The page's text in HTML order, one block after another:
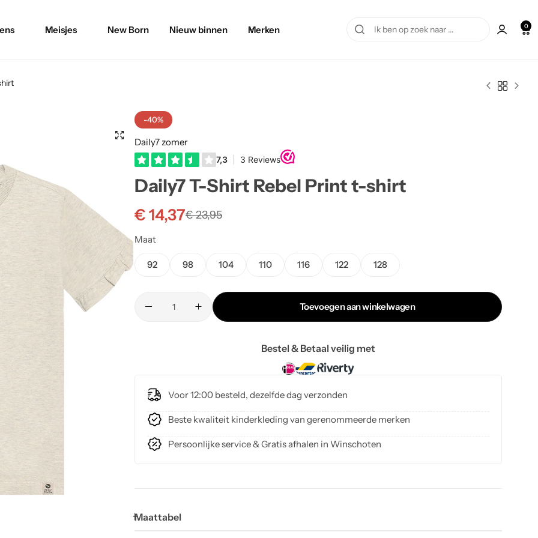
Meisjes New Born Nieuw binnen Merken 0
-40%
Daily7 zomer
Daily7 T-Shirt Rebel Print t-shirt
€23,95
€14,37
Maat
92 98 104 110 116 122 128
Toevoegen aan winkelwagen
Bestel & Betaal veilig met
Voor 12:00 besteld, dezelfde dag verzonden
Beste kwaliteit kinderkleding van gerenommeerde merken
Persoonlijke service & Gratis afhalen in Winschoten
Maattabel